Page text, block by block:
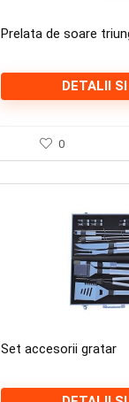
Prelata de soare
DETALII
0
Set accesorii gratar